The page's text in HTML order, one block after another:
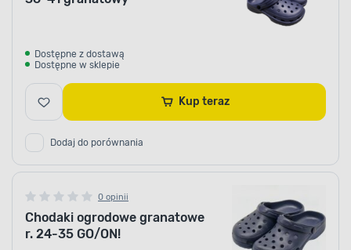
Dostępne z dostawą
Dostępne w sklepie
Kup teraz
Dodaj do porównania
0 opinii
Chodaki ogrodowe granatowe
r. 24-35 GO/ON!